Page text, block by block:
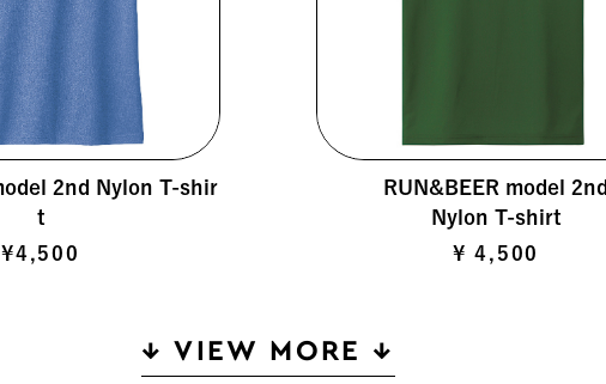
2nd Nylon T-shir
t
¥4,500
RUN&BEER model 2nd
Nylon T-shirt
¥ 4,500
↓ VIEW MORE ↓